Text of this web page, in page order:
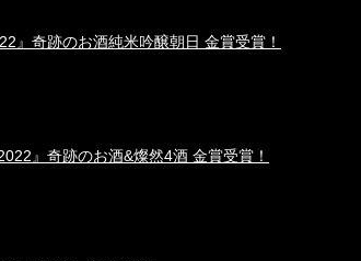
』奇跡のお酒純米吟醸朝日 金賞受賞！
』奇跡のお酒&燦然4酒 金賞受賞！